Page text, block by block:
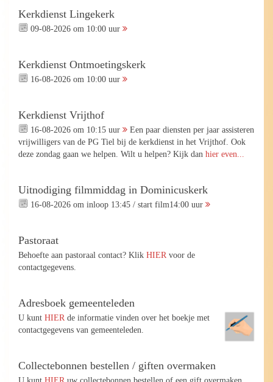
Kerkdienst Lingekerk
09-08-2026 om 10:00 uur
Kerkdienst Ontmoetingskerk
16-08-2026 om 10:00 uur
Kerkdienst Vrijthof
16-08-2026 om 10:15 uur
Een paar diensten per jaar assisteren
vrijwilligers van de PG Tiel bij de kerkdienst in het Vrijthof. Ook
deze zondag gaan we helpen. Wilt u helpen? Kijk dan hier even...
Uitnodiging filmmiddag in Dominicuskerk
16-08-2026 om inloop 13:45 / start film14:00 uur
Pastoraat
Behoefte aan pastoraal contact? Klik HIER voor de
contactgegevens.
Adresboek gemeenteleden
U kunt HIER de informatie vinden over het boekje met
contactgegevens van gemeenteleden.
Collectebonnen bestellen / giften overmaken
U kunt HIER uw collectebonnen bestellen of een gift overmaken.